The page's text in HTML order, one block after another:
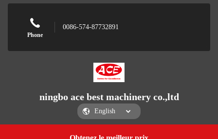
Phone
0086-574-87732891
ningbo ace best machinery co.,ltd